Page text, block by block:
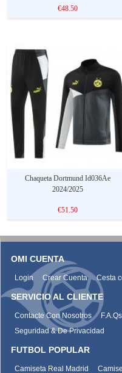
€48.50
Chaqueta Dortmund Id036Ae
2024/2025
€51.50
OMI CUENTA
Login Crear Cuenta Cesta
SERVICIO AL CLIENTE
Contacte Con Nosotros F.A.Qs
Seguridad & De Privacidad
FUTBOL POPULAR
Camiseta Real Madrid